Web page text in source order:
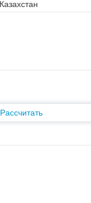
Рассчитать